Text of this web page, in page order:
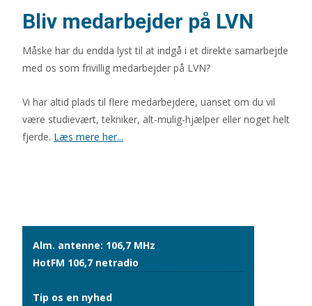
Bliv medarbejder på LVN
Måske har du endda lyst til at indgå i et direkte samarbejde
med os som frivillig medarbejder på LVN?
Vi har altid plads til flere medarbejdere, uanset om du vil
være studievært, tekniker, alt-mulig-hjælper eller noget helt
fjerde. Læs mere her...
Alm. antenne: 106,7 MHz
HotFM 106,7 netradio
Tip os en nyhed